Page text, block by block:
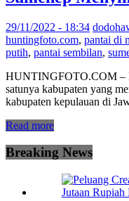
29/11/2022 - 18:34
huntingfoto.com, pantai di
putih, pantai sembilan,
HUNTINGFOTO.COM –
satunya kabupaten yang
kabupaten kepulauan di
Read more
Breaking News